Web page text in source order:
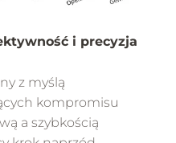
i precyzja
z myślą
kompromisu
a szybkością